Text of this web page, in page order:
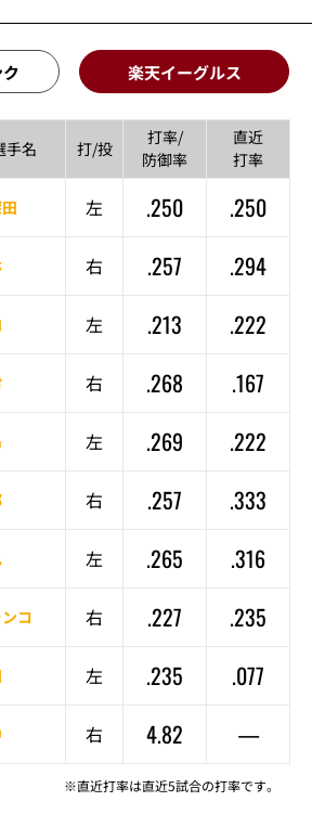
楽天イーグルス
手名 打/投
打率/
防御率
直近
打率
左 .250
.250
右 .257
.294
左 .213
.222
右 .268
.167
左 .269
.222
右 .257
.333
左 .265
.316
コ 右 .227
.235
左 .235
.077
右 4.82 —
※直近打率は直近5試合の打率です。